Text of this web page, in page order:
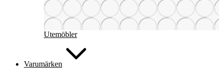
Utemöbler
Varumärken